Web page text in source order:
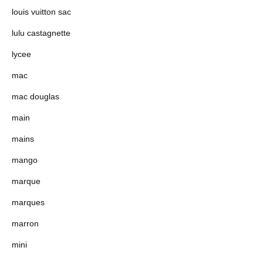
louis vuitton sac
lulu castagnette
lycee
mac
mac douglas
main
mains
mango
marque
marques
marron
mini